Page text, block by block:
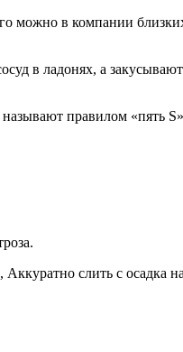
можно в компании
в ладонях, а
правилом «пять
слить с осадка